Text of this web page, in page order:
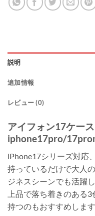
説明
追加情報
レビュー (0)
アイフォン17ケー
iphone17pro/
iPhone17シリーズ対応
持っているだけで大人
ジネスシーンでも活躍し
上品で落ち着きのある
持つのもおすすめします